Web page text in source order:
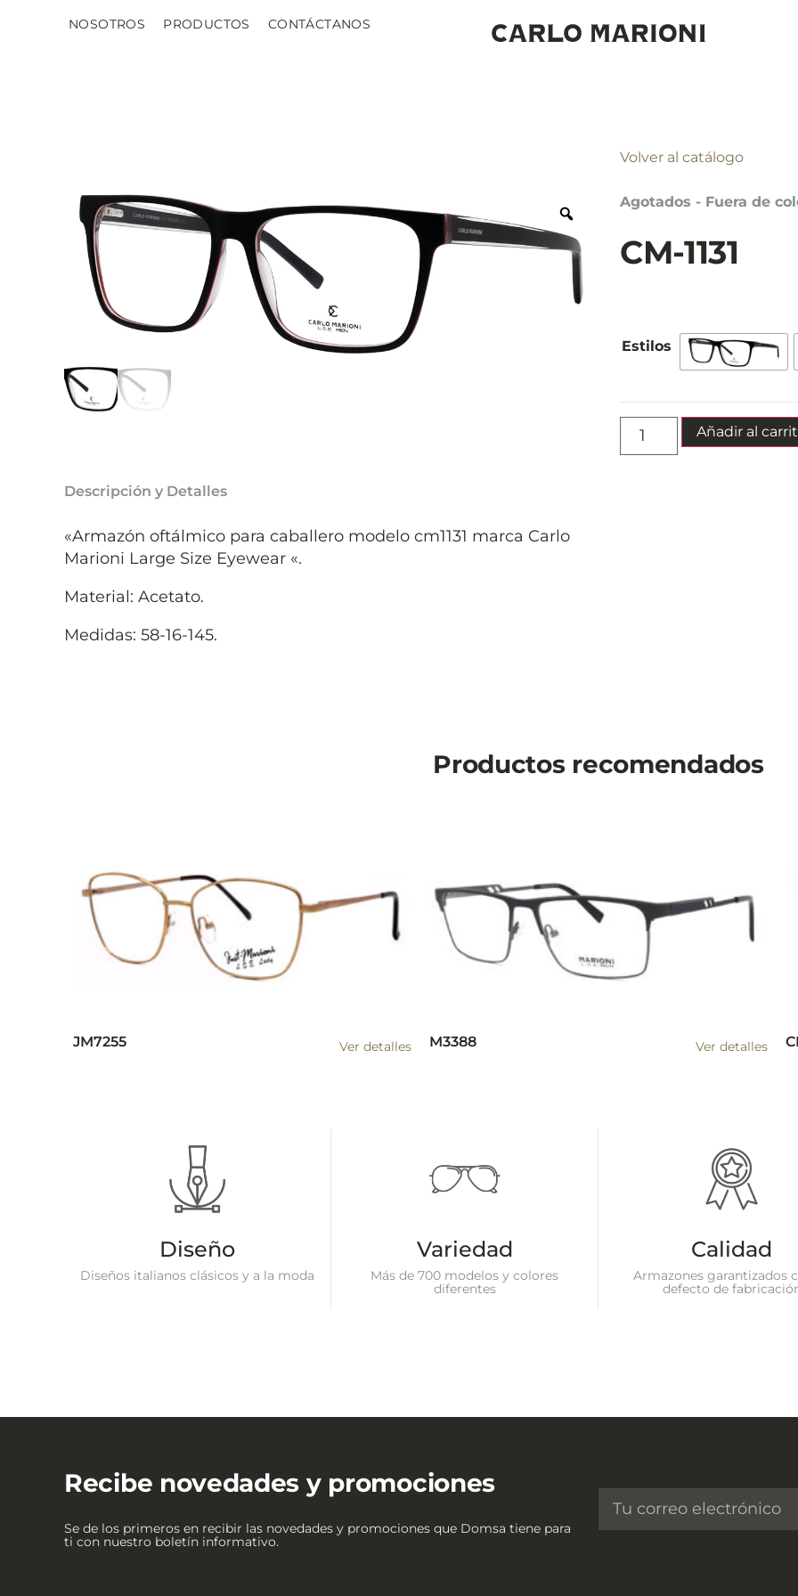
NOSOTROS PRODUCTOS CONTÁCTANOS
Descripción y Detalles
«Armazón oftálmico para caballero modelo cm1131 marca Carlo
Marioni Large Size Eyewear «.
Material: Acetato.
Medidas: 58-16-145.
Volver al catálogo
Agotados - Fuera de
CM-1131
Añadir al
Productos recomendados
JM7255 Ver detalles M3388 Ver detalles
Diseño
Diseños italianos clásicos y a la moda
Variedad
Más de 700 modelos y colores
diferentes
Calidad
Armazones garantizados
defecto de
Recibe novedades y promociones
Se de los primeros en recibir las novedades y promociones que Domsa tiene para
ti con nuestro boletín informativo.